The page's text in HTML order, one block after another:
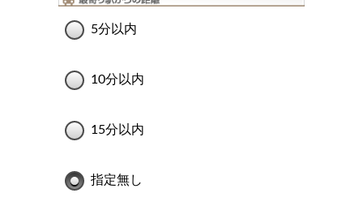
5分以内
10分以内
15分以内
指定無し